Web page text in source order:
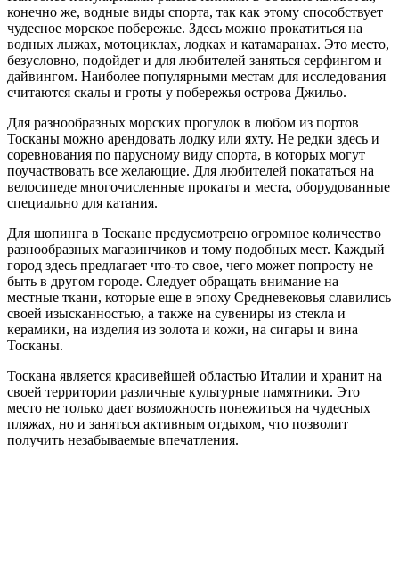
конечно же, водные виды спорта, так как этому способствует
чудесное морское побережье. Здесь можно прокатиться на
водных лыжах, мотоциклах, лодках и катамаранах. Это место,
безусловно, подойдет и для любителей заняться серфингом и
дайвингом. Наиболее популярными местам для исследования
считаются скалы и гроты у побережья острова Джильо.
Для разнообразных морских прогулок в любом из портов
Тосканы можно арендовать лодку или яхту. Не редки здесь и
соревнования по парусному виду спорта, в которых могут
поучаствовать все желающие. Для любителей покататься на
велосипеде многочисленные прокаты и места, оборудованные
специально для катания.
Для шопинга в Тоскане предусмотрено огромное количество
разнообразных магазинчиков и тому подобных мест. Каждый
город здесь предлагает что-то свое, чего может попросту не
быть в другом городе. Следует обращать внимание на
местные ткани, которые еще в эпоху Средневековья славились
своей изысканностью, а также на сувениры из стекла и
керамики, на изделия из золота и кожи, на сигары и вина
Тосканы.
Тоскана является красивейшей областью Италии и хранит на
своей территории различные культурные памятники. Это
место не только дает возможность понежиться на чудесных
пляжах, но и заняться активным отдыхом, что позволит
получить незабываемые впечатления.